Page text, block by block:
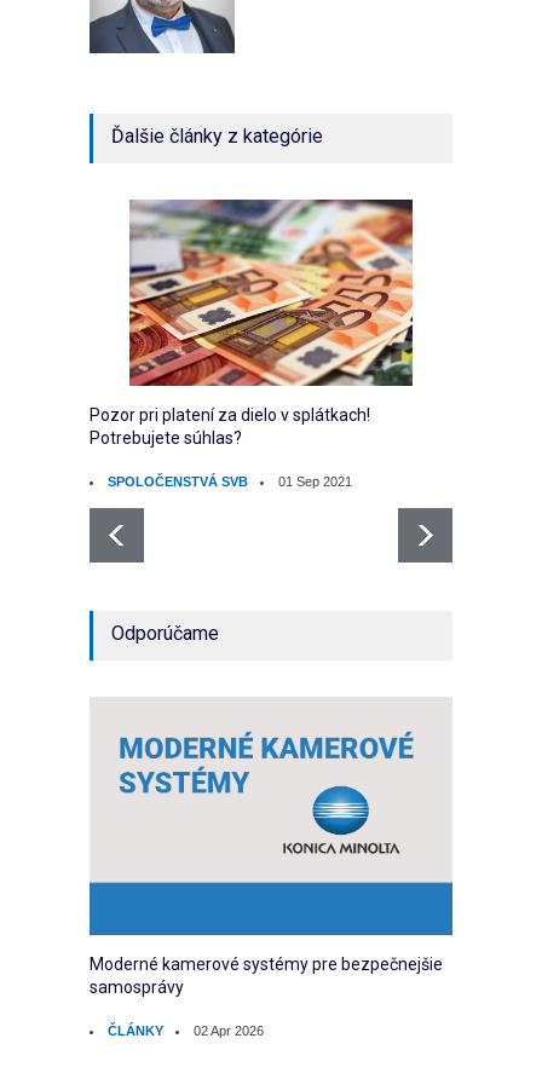
Ďalšie články z kategórie
Pozor pri platení za dielo v splátkach!
Potrebujete súhlas?
SPOLOČENSTVÁ SVB 01 Sep 2021
Odporúčame
Moderné kamerové systémy pre bezpečnejšie
samosprávy
ČLÁNKY 02 Apr 2026